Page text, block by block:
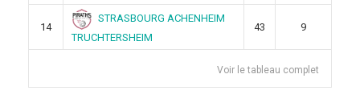
14
STRASBOURG ACHENHEIM
TRUCHTERSHEIM
43 9
Voir le tableau complet